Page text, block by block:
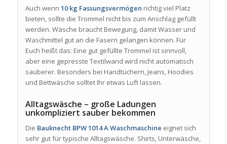
Auch wenn 10 kg Fassungsvermögen richtig viel Platz
bieten, sollte die Trommel nicht bis zum Anschlag gefüllt
werden. Wäsche braucht Bewegung, damit Wasser und
Waschmittel gut an die Fasern gelangen können. Für
Euch heißt das: Eine gut gefüllte Trommel ist sinnvoll,
aber eine gepresste Textilwand wird nicht automatisch
sauberer. Besonders bei Handtüchern, Jeans, Hoodies
und Bettwäsche solltet Ihr etwas Luft lassen.
Alltagswäsche – große Ladungen
unkompliziert sauber bekommen
Die Bauknecht BPW 1014 A Waschmaschine eignet sich
sehr gut für typische Alltagswäsche. Shirts, Unterwäsche,